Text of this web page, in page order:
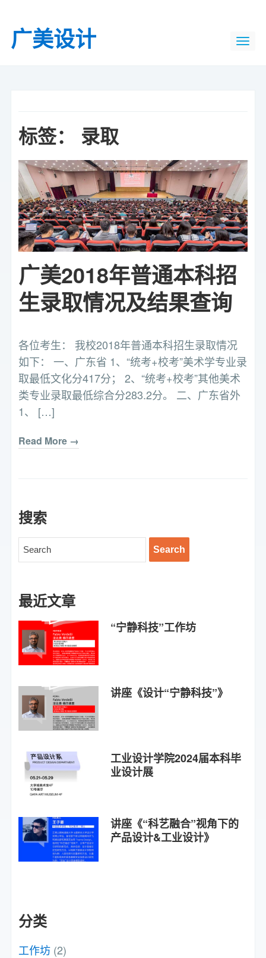
广美设计
标签： 录取
广美2018年普通本科招
生录取情况及结果查询
各位考生： 我校2018年普通本科招生录取情况
如下： 一、广东省 1、“统考+校考”美术学专业录
取最低文化分417分； 2、“统考+校考”其他美术
类专业录取最低综合分283.2分。 二、广东省外
1、 […]
Read More →
搜索
最近文章
“宁静科技”工作坊
讲座《设计“宁静科技”》
工业设计学院2024届本科毕
业设计展
讲座《“科艺融合”视角下的
产品设计&工业设计》
分类
工作坊 (2)